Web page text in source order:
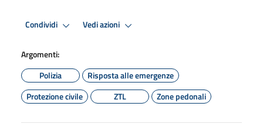
Condividi Vedi azioni
Argomenti:
Polizia
Risposta alle emergenze
Protezione civile
ZTL Zone pedonali